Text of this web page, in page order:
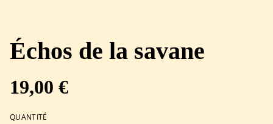
Échos de la savane
19,00 €
QUANTITÉ